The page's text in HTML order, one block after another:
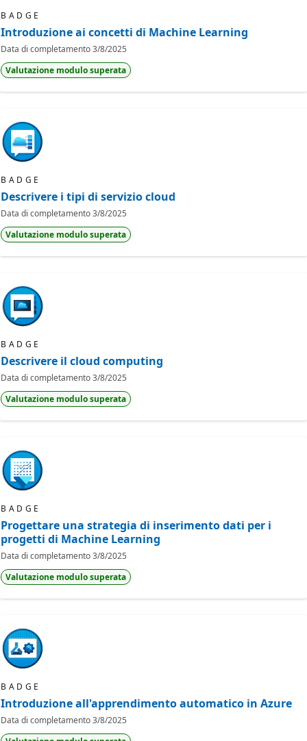
BADGE
Introduzione ai concetti di Machine Learning
Data di completamento3/8/2025
Valutazione modulo superata
BADGE
Descrivere i tipi di servizio cloud
Data di completamento3/8/2025
Valutazione modulo superata
BADGE
Descrivere il cloud computing
Data di completamento3/8/2025
Valutazione modulo superata
BADGE
Progettare una strategia di inserimento dati per i
progetti di Machine Learning
Data di completamento3/8/2025
Valutazione modulo superata
BADGE
Introduzione all'apprendimento automatico in Azure
Data di completamento3/8/2025